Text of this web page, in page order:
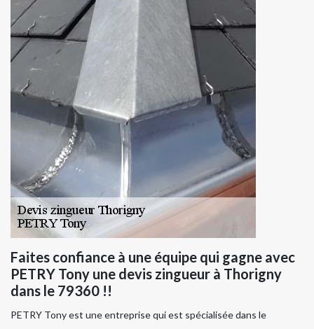
Faites confiance à une équipe qui gagne avec
PETRY Tony une devis zingueur à Thorigny
dans le 79360 !!
PETRY Tony est une entreprise qui est spécialisée dans le